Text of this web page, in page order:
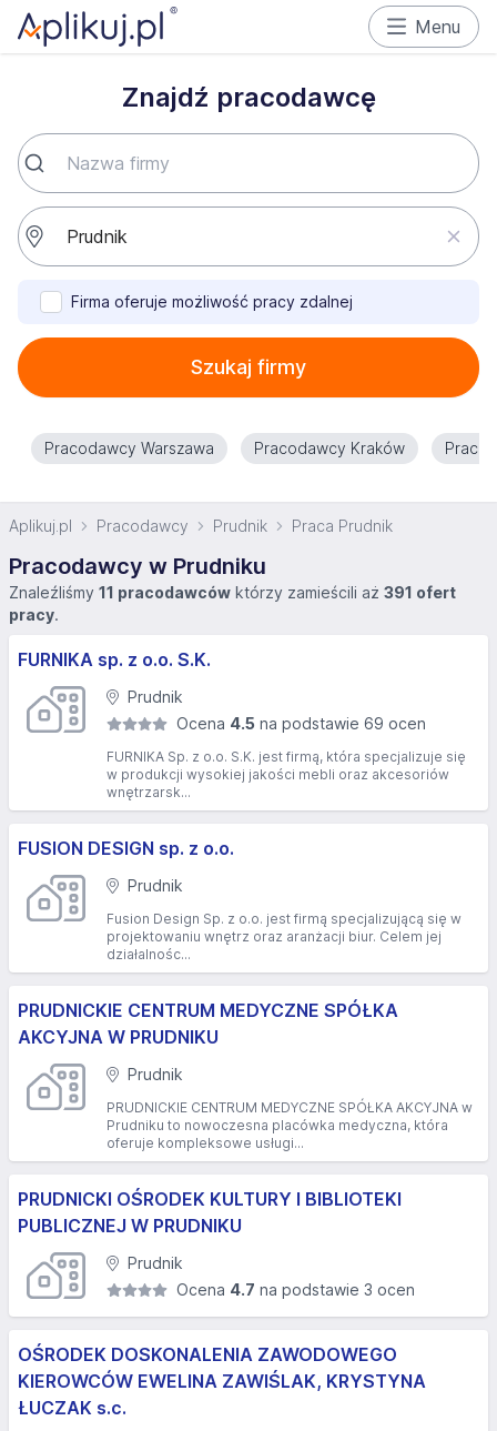
Menu
Znajdź pracodawcę
Firma oferuje możliwość pracy zdalnej
Szukaj firmy
Pracodawcy Warszawa Pracodawcy Kraków
Aplikuj.pl Pracodawcy Prudnik Praca Prudnik
Pracodawcy w Prudniku
Znaleźliśmy 11 pracodawców którzy zamieścili aż 391 ofert
pracy.
FURNIKA sp. z o.o. S.K.
Prudnik
Ocena 4.5 na podstawie 69 ocen
FURNIKA Sp. z o.o. S.K. jest firmą, która specjalizuje się
w produkcji wysokiej jakości mebli oraz akcesoriów
wnętrzarsk...
FUSION DESIGN sp. z o.o.
Prudnik
Fusion Design Sp. z o.o. jest firmą specjalizującą się w
projektowaniu wnętrz oraz aranżacji biur. Celem jej
działalnośc...
PRUDNICKIE CENTRUM MEDYCZNE SPÓŁKA
AKCYJNA W PRUDNIKU
Prudnik
PRUDNICKIE CENTRUM MEDYCZNE SPÓŁKA AKCYJNA w
Prudniku to nowoczesna placówka medyczna, która
oferuje kompleksowe usługi...
PRUDNICKI OŚRODEK KULTURY I BIBLIOTEKI
PUBLICZNEJ W PRUDNIKU
Prudnik
Ocena 4.7 na podstawie 3 ocen
OŚRODEK DOSKONALENIA ZAWODOWEGO
KIEROWCÓW EWELINA ZAWIŚLAK, KRYSTYNA
ŁUCZAK s.c.